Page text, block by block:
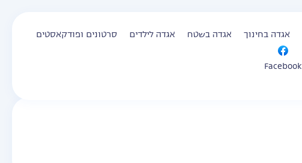
אגדה בחינוך אגדה בשטח אגדה לילדים סרטונים ופודקאסטים
Facebook